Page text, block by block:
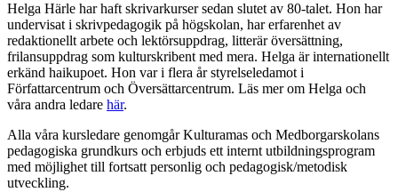
Helga Härle har haft skrivarkurser sedan slutet av 80-talet. Hon har
undervisat i skrivpedagogik på högskolan, har erfarenhet av
redaktionellt arbete och lektörsuppdrag, litterär översättning,
frilansuppdrag som kulturskribent med mera. Helga är internationellt
erkänd haikupoet. Hon var i flera år styrelseledamot i
Författarcentrum och Översättarcentrum. Läs mer om Helga och
våra andra ledare här.
Alla våra kursledare genomgår Kulturamas och Medborgarskolans
pedagogiska grundkurs och erbjuds ett internt utbildningsprogram
med möjlighet till fortsatt personlig och pedagogisk/metodisk
utveckling.